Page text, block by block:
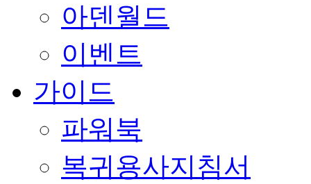
아덴월드
이벤트
가이드
파워북
복귀용사지침서